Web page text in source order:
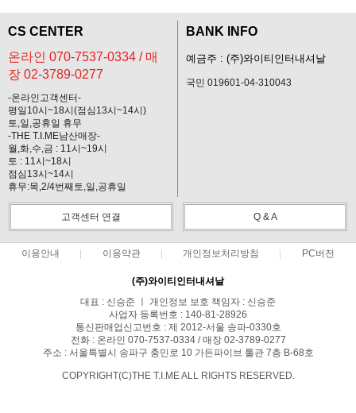
CS CENTER
온라인 070-7537-0334 / 매
장 02-3789-0277
-온라인고객센터-
평일10시~18시(점심13시~14시)
토,일,공휴일 휴무
-THE T.I.ME남산매장-
월,화,수,금 : 11시~19시
토 : 11시~18시
점심13시~14시
휴무:목,2/4번째토,일,공휴일
BANK INFO
예금주 : (주)와이티인터내셔날
국민 019601-04-310043
고객센터 연결 Q & A
이용안내 이용약관 개인정보처리방침 PC버전
(주)와이티인터내셔날
대표 : 신승준 ㅣ 개인정보 보호 책임자 : 신승준
사업자 등록번호 : 140-81-28926
통신판매업신고번호 : 제 2012-서울 송파-0330호
전화 : 온라인 070-7537-0334 / 매장 02-3789-0277
주소 : 서울특별시 송파구 충민로 10 가든파이브 툴관 7층 B-68호
COPYRIGHT(C)THE T.I.ME ALL RIGHTS RESERVED.